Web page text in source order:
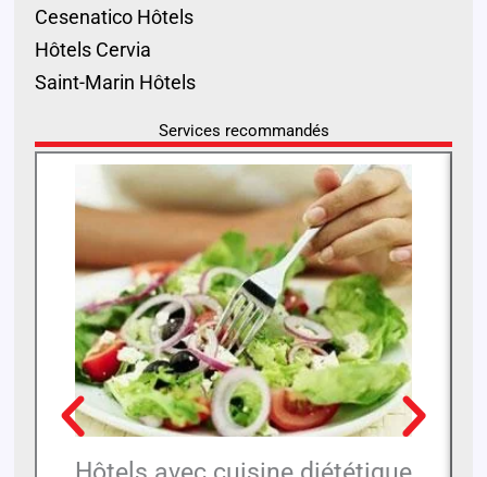
Cesenatico Hôtels
Hôtels Cervia
Saint-Marin Hôtels
Services recommandés